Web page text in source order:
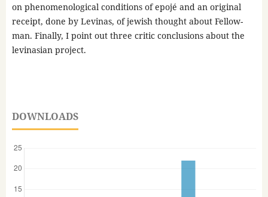
on phenomenological conditions of epojé and an original
receipt, done by Levinas, of jewish thought about Fellow-
man. Finally, I point out three critic conclusions about the
levinasian project.
DOWNLOADS